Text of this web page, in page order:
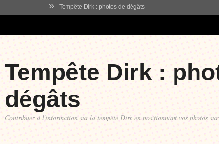
» Tempête Dirk : photos de dégâts
Tempête Dirk :
dégâts
Contribuez à l'information sur la tempête Dirk en positionnant vos photos